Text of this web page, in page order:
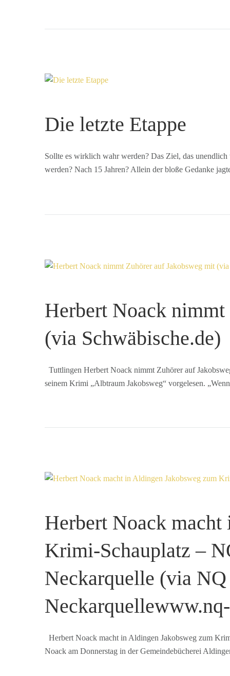
Die letzte Etappe
Sollte es wirklich wahr werden? Das Ziel, das
werden? Nach 15 Jahren? Allein der bloße Gedanke
Herbert Noack
(via Schwäbische.de)
Tuttlingen Herbert Noack nimmt Zuhörer auf
seinem Krimi „Albtraum Jakobsweg“ vorgelesen.
Herbert Noack
Krimi-Schauplatz –
Neckarquelle (via
Herbert Noack macht in Aldingen Jakobsweg zum
Noack am Donnerstag in der Gemeindebücherei